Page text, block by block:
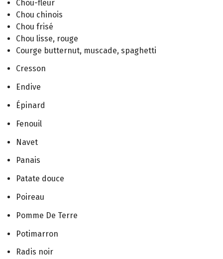
Chou-fleur
Chou chinois
Chou frisé
Chou lisse, rouge
Courge butternut, muscade, spaghetti
Cresson
Endive
Épinard
Fenouil
Navet
Panais
Patate douce
Poireau
Pomme De Terre
Potimarron
Radis noir